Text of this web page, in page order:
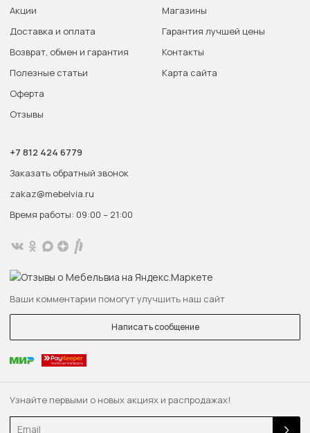
Узнайте первыми о новых акциях и распродажах!
Email
Акции
Доставка и оплата
Возврат, обмен и гарантия
Полезные статьи
Оферта
Отзывы
Магазины
Гарантия лучшей цены
Контакты
Карта сайта
+7 812 424 6779
Заказать обратный звонок
zakaz@mebelvia.ru
Время работы: 09:00 – 21:00
Ваши комментарии помогут улучшить наш сайт
Написать сообщение